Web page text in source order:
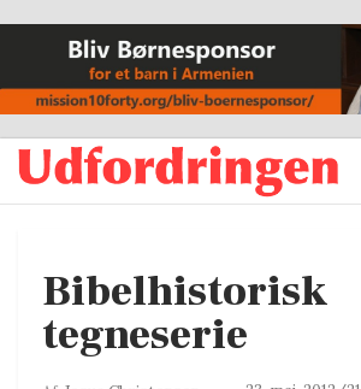
Bibelhistorisk
tegneserie